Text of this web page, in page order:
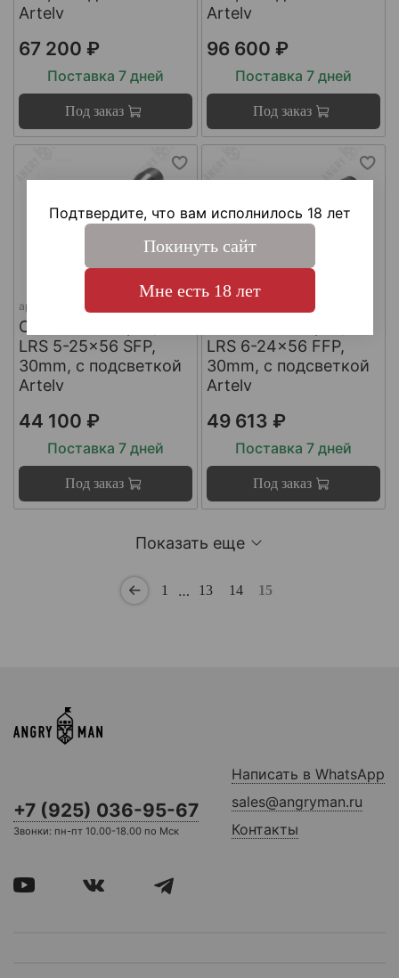
Artelv
67 200 ₽
Поставка 7 дней
Под заказ
Artelv
96 600 ₽
Поставка 7 дней
Под заказ
арт. ASL52556S
Оптический прицел
LRS 5-25x56 SFP,
30mm, с подсветкой
Artelv
44 100 ₽
Поставка 7 дней
Под заказ
LRS 6-24x56 FFP,
30mm, с подсветкой
Artelv
49 613 ₽
Поставка 7 дней
Под заказ
Показать еще
1 … 13 14 15
+7 (925) 036-95-67
Звонки: пн-пт 10.00-18.00 по Мск
Написать в WhatsApp
sales@angryman.ru
Контакты
Подтвердите, что вам исполнилось 18 лет
Покинуть сайт
Мне есть 18 лет